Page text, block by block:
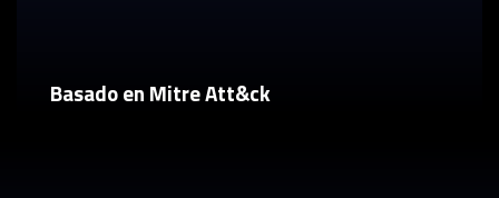
Basado en Mitre Att&ck